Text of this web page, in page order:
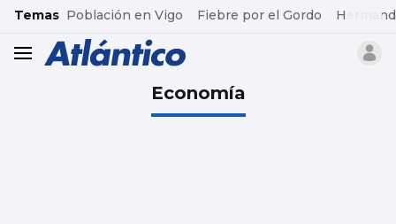
common.go-to-content
Temas Población en Vigo Fiebre por el Gordo
header.menu.open
Economía